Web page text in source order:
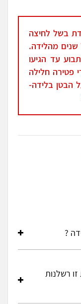
בשל לחיצה
על הבטן בלידה מתיישנת בתוך 7 שנים מהלידה.
עד הגיעו
18). במקרי פטירה חלילה
הבטן בלידה-
?
בטכניקה עתיקת
מכשור או ניתוח
על הרחם
רשלנות